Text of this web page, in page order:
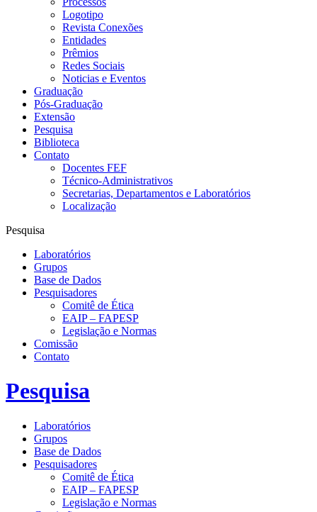
Logotipo
Revista Conexões
Entidades
Prêmios
Redes Sociais
Noticias e Eventos
Graduação
Pós-Graduação
Extensão
Pesquisa
Biblioteca
Contato
Docentes FEF
Técnico-Administrativos
Secretarias, Departamentos e Laboratórios
Localização
Pesquisa
Laboratórios
Grupos
Base de Dados
Pesquisadores
Comitê de Ética
EAIP – FAPESP
Legislação e Normas
Comissão
Contato
Pesquisa
Laboratórios
Grupos
Base de Dados
Pesquisadores
Comitê de Ética
EAIP – FAPESP
Legislação e Normas